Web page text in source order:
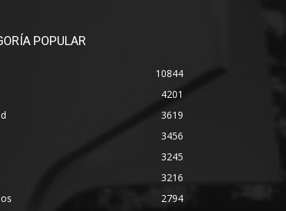
POPULAR
10844
4201
3619
3456
3245
3216
2794